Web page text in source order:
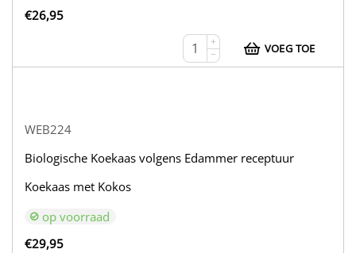
€26,95
+
−
VOEG TOE
WEB224
Biologische Koekaas volgens Edammer receptuur
Koekaas met Kokos
op voorraad
€29,95